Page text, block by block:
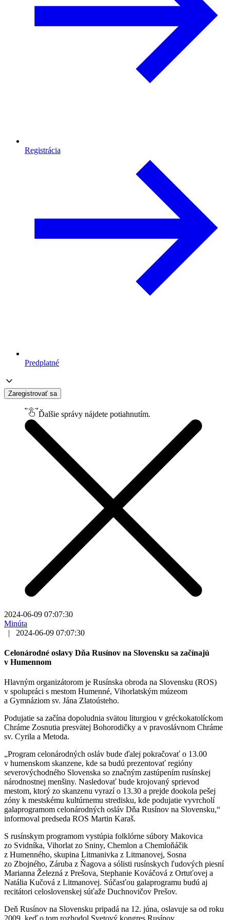
Registrácia
Predplatné
Zaregistrovať sa
Ďalšie správy nájdete potiahnutím.
2024-06-09 07:07:30
Minúta
|
2024-06-09 07:07:30
Celonárodné oslavy Dňa Rusínov na Slovensku sa začínajú
v Humennom
Hlavným organizátorom je Rusínska obroda na Slovensku (ROS)
v spolupráci s mestom Humenné, Vihorlatským múzeom
a Gymnáziom sv. Jána Zlatoústeho.
Podujatie sa začína dopoludnia svätou liturgiou v gréckokatolíckom
Chráme Zosnutia presvätej Bohorodičky a v pravoslávnom Chráme
sv. Cyrila a Metoda.
„Program celonárodných osláv bude ďalej pokračovať o 13.00
v humenskom skanzene, kde sa budú prezentovať regióny
severovýchodného Slovenska so značným zastúpením rusínskej
národnostnej menšiny. Nasledovať bude krojovaný sprievod
mestom, ktorý zo skanzenu vyrazí o 13.30 a prejde dookola pešej
zóny k mestskému kultúrnemu stredisku, kde podujatie vyvrcholí
galaprogramom celonárodných osláv Dňa Rusínov na Slovensku,“
informoval predseda ROS Martin Karaš.
S rusínskym programom vystúpia folklórne súbory Makovica
zo Svidníka, Vihorlat zo Sniny, Chemlon a Chemloňáčik
z Humenného, skupina Litmanivka z Litmanovej, Sosna
zo Zbojného, Záruba z Ňagova a sólisti rusínskych ľudových piesní
Marianna Železná z Prešova, Stephanie Kováčová z Ortuťovej a
Natália Kučová z Litmanovej. Súčasťou galaprogramu budú aj
recitátori celoslovenskej súťaže Duchnovičov Prešov.
Deň Rusínov na Slovensku pripadá na 12. júna, oslavuje sa od roku